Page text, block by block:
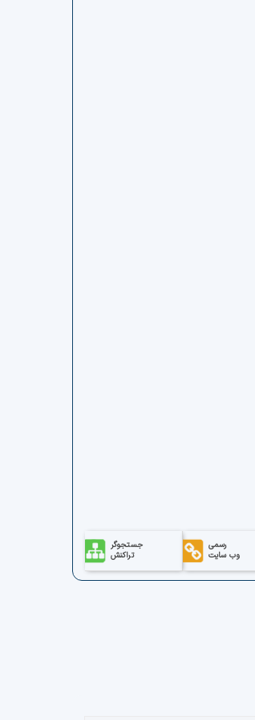
جستجوگر
تراکنش
رسمی
وب سایت